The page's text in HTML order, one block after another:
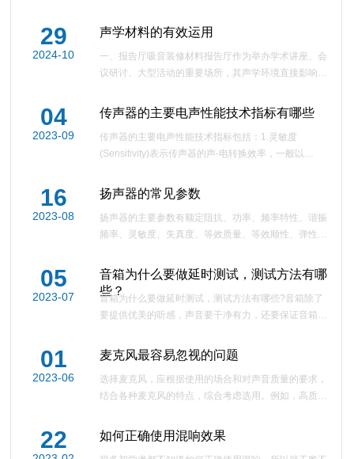
与延迟的区别混响：...
29
2024-10
声学材料的有效运用
一、报告厅吸音装修材料报告厅作为举办学术讲座、会
议研讨、大型活动的重要场所，其声学环境直接影响到
材料对优化报告厅...
04
2023-09
传声器的主要电声性能技术指标有哪些
传声器的主要电声性能技术指标包括：1.灵敏度
(Sensitivity)表示传声器的声-电转换效率，一般以
V/Pa。传声器灵敏度高，一般可以...
16
2023-08
扬声器的常见参数
扬声器的主要参数有额定阻抗、功率、频率特性、谐振
频率、灵敏度、失真度、等效质量、等效顺性、弹性系
度、磁通量、线性范...
05
2023-07
音箱为什么要做延时测试，测试方法有哪
些？
音箱为什么要做延时测试，测试方法有哪些?音箱除了
要提供优美的听感，声音要干净有力，还要保证音箱设
之事，所以我们就要...
01
2023-06
麦克风最容易忽视的问题
选择麦克风，应根据使用的场合和对声音质量的要求，
结合各种麦克风的特点，综合考虑选用。例如，高质量
风、铝带麦克风或高...
22 如何正确使用混响效果